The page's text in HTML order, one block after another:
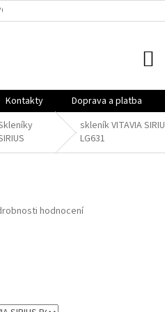
Kontakty Doprava a platba
skleník VITAVIA
LG631
hodnocení